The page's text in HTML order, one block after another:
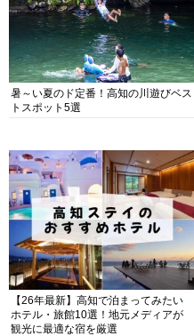
暑～い夏のド定番！高知の川遊びベス
トスポット5選
【26年最新】高知で泊まってみたい
ホテル・旅館10選！地元メディアが
観光に最適な宿を厳選